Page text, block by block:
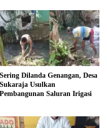
Sering Dilanda Genangan, Desa
Sukaraja Usulkan
Pembangunan Saluran Irigasi